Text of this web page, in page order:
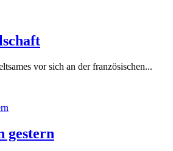
vor sich an der französischen...
gestern